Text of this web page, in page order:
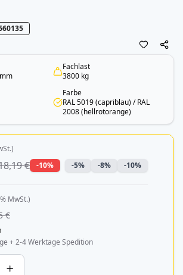
Fachlast
3800 kg
Farbe
RAL 5019 (capriblau) / RAL
2008 (hellrotorange)
€ -10% -5% -8% -10%
MwSt.)
€
+ 2-4 Werktage Spedition